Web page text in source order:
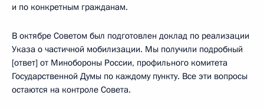
и по конкретным гражданам.
В октябре Советом был подготовлен доклад по реализации
Указа о частичной мобилизации. Мы получили подробный
[ответ] от Минобороны России, профильного комитета
Государственной Думы по каждому пункту. Все эти вопросы
остаются на контроле Совета.